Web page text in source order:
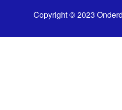
Copyright © 2023